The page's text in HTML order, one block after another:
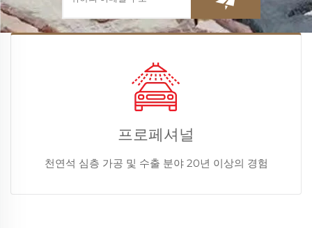
프로페셔널
천연석 심층 가공 및 수출 분야 20년 이상의 경험